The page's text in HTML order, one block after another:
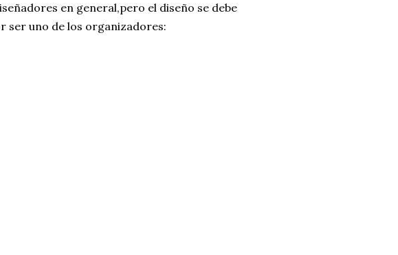
en general,pero el diseño se debe
ser uno de los organizadores: